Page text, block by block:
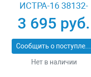
ИСТРА-16 38132-
16_z01
3 695 руб.
Сообщить о поступлении
Нет в наличии